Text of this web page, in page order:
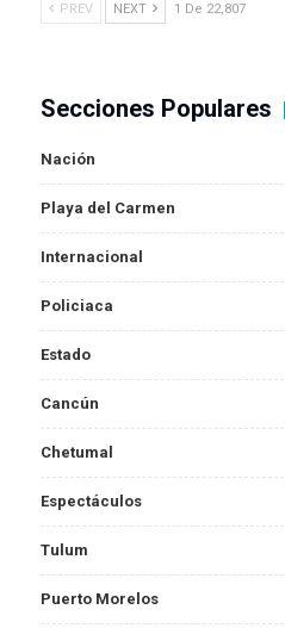
PREV NEXT 1 De 22,807
Secciones Populares
Nación
Playa del Carmen
Internacional
Policiaca
Estado
Cancún
Chetumal
Espectáculos
Tulum
Puerto Morelos